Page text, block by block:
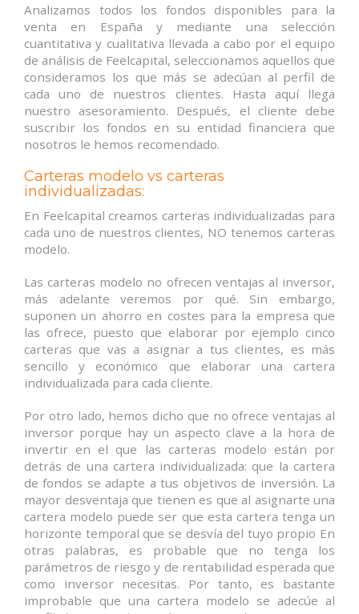
Analizamos todos los fondos disponibles para la
venta en España y mediante una selección
cuantitativa y cualitativa llevada a cabo por el equipo
de análisis de Feelcapital, seleccionamos aquellos que
consideramos los que más se adecúan al perfil de
cada uno de nuestros clientes. Hasta aquí llega
nuestro asesoramiento. Después, el cliente debe
suscribir los fondos en su entidad financiera que
nosotros le hemos recomendado.
Carteras modelo vs carteras
individualizadas:
En Feelcapital creamos carteras individualizadas para
cada uno de nuestros clientes, NO tenemos carteras
modelo.
Las carteras modelo no ofrecen ventajas al inversor,
más adelante veremos por qué. Sin embargo,
suponen un ahorro en costes para la empresa que
las ofrece, puesto que elaborar por ejemplo cinco
carteras que vas a asignar a tus clientes, es más
sencillo y económico que elaborar una cartera
individualizada para cada cliente.
Por otro lado, hemos dicho que no ofrece ventajas al
inversor porque hay un aspecto clave a la hora de
invertir en el que las carteras modelo están por
detrás de una cartera individualizada: que la cartera
de fondos se adapte a tus objetivos de inversión. La
mayor desventaja que tienen es que al asignarte una
cartera modelo puede ser que esta cartera tenga un
horizonte temporal que se desvía del tuyo propio En
otras palabras, es probable que no tenga los
parámetros de riesgo y de rentabilidad esperada que
como inversor necesitas. Por tanto, es bastante
improbable que una cartera modelo se adecúe al